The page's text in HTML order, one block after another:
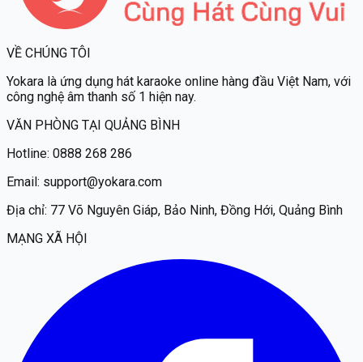
VỀ CHÚNG TÔI
Yokara là ứng dụng hát karaoke online hàng đầu Việt Nam, với
công nghệ âm thanh số 1 hiện nay.
VĂN PHÒNG TẠI QUẢNG BÌNH
Hotline: 0888 268 286
Email: support@yokara.com
Địa chỉ: 77 Võ Nguyên Giáp, Bảo Ninh, Đồng Hới, Quảng Bình
MẠNG XÃ HỘI